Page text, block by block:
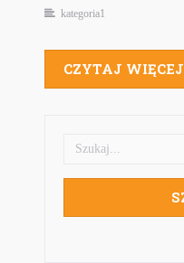
kategoria1
CZYTAJ WIĘCEJ